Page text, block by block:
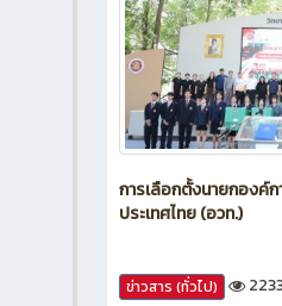
การเลือกตั้งนายกองค์
ประเทศไทย (อวท.)
ข่าวสาร (ทั่วไป)